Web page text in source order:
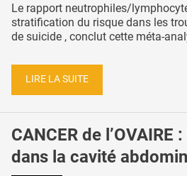
Le rapport neutrophiles/
stratification du risque dans les
de suicide , conclut cette méta-
LIRE LA SUITE
CANCER de
dans la cavité